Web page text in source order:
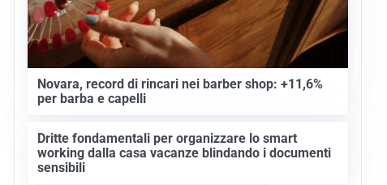
Novara, record di rincari nei barber shop: +11,6%
per barba e capelli
Dritte fondamentali per organizzare lo smart
working dalla casa vacanze blindando i documenti
sensibili